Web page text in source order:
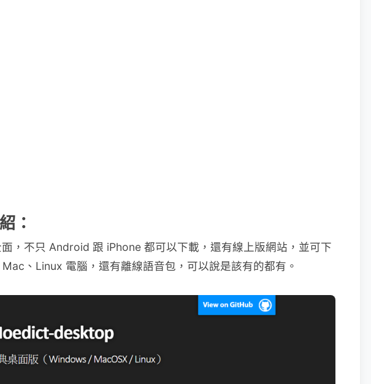
：
，不只 Android 跟 iPhone 都可以下載，還有線上版網站，並可下
、Linux 電腦，還有離線語音包，可以說是該有的都有。